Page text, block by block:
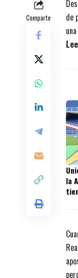
Comparte
de
la